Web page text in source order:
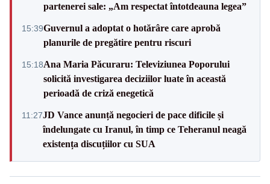
partenerei sale: „Am respectat întotdeauna legea”
15:39Guvernul a adoptat o hotărâre care aprobă
planurile de pregătire pentru riscuri
15:18Ana Maria Păcuraru: Televiziunea Poporului
solicită investigarea deciziilor luate în această
perioadă de criză enegetică
11:27JD Vance anunță negocieri de pace dificile și
îndelungate cu Iranul, în timp ce Teheranul neagă
existența discuțiilor cu SUA